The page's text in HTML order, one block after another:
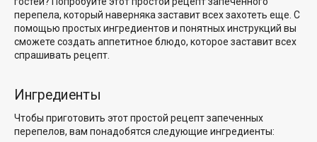
перепела, который наверняка заставит всех захотеть еще. С
помощью простых ингредиентов и понятных инструкций вы
сможете создать аппетитное блюдо, которое заставит всех
спрашивать рецепт.
Ингредиенты
Чтобы приготовить этот простой рецепт запеченных
перепелов, вам понадобятся следующие ингредиенты: